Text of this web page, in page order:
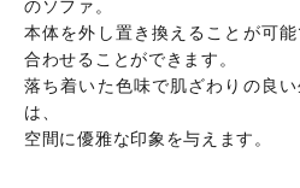
のソファ。
本体を外し置き換えることが可
合わせることができます。
落ち着いた色味で肌ざわりの良
は、
空間に優雅な印象を与えます。